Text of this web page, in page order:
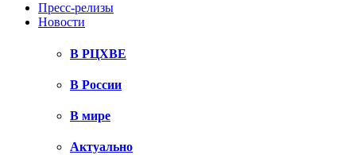
Пресс-релизы
Новости
В РЦХВЕ
В России
В мире
Актуально